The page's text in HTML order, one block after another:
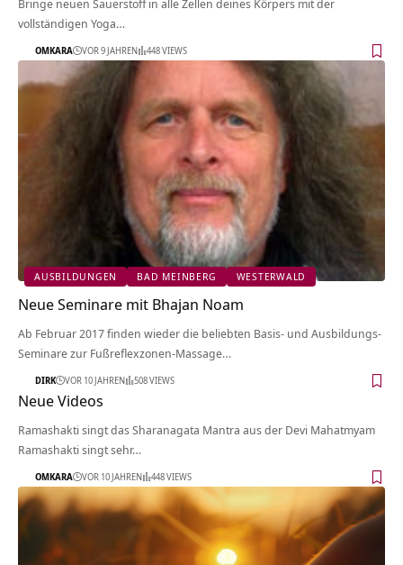
Bringe neuen Sauerstoff in alle Zellen deines Körpers mit der
vollständigen Yoga…
OMKARA VOR 9 JAHREN 448 VIEWS
AUSBILDUNGEN BAD MEINBERG WESTERWALD
Neue Seminare mit Bhajan Noam
Ab Februar 2017 finden wieder die beliebten Basis- und Ausbildungs-
Seminare zur Fußreflexzonen-Massage…
DIRK VOR 10 JAHREN 508 VIEWS
Neue Videos
Ramashakti singt das Sharanagata Mantra aus der Devi Mahatmyam
Ramashakti singt sehr…
OMKARA VOR 10 JAHREN 448 VIEWS